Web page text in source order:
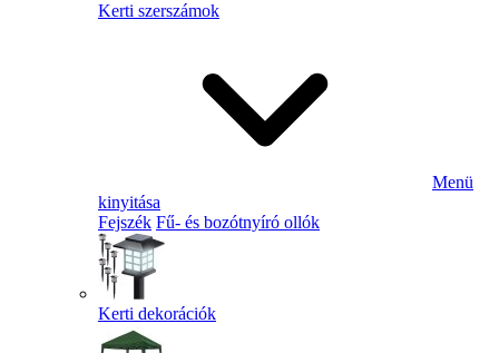
Kerti szerszámok
Menü
kinyitása
Fejszék Fű- és bozótnyíró ollók
Kerti dekorációk